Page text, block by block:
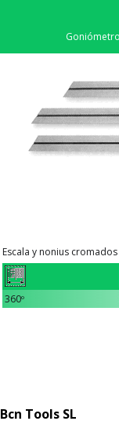
Escala y nonius
360º
Bcn Tools SL